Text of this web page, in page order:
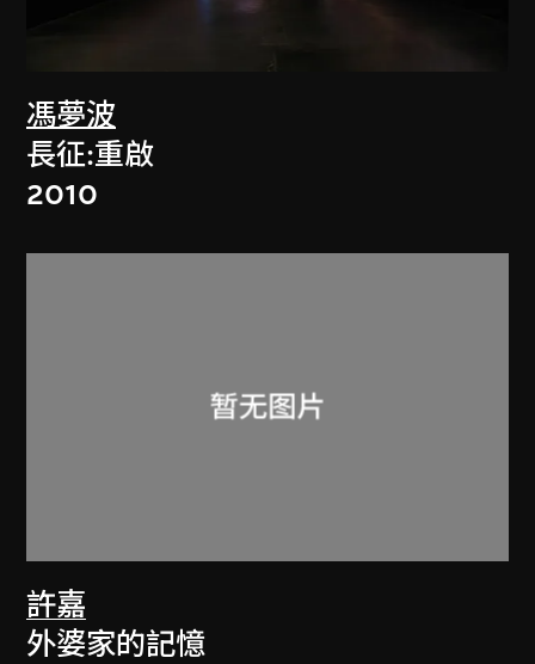
馮夢波
長征:重啟
2010
許嘉
外婆家的記憶